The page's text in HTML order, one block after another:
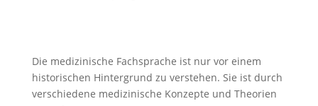
Die medizinische Fachsprache ist nur vor einem
historischen Hintergrund zu verstehen. Sie ist durch
verschiedene medizinische Konzepte und Theorien